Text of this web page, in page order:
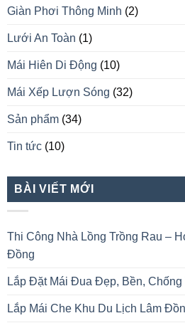
Giàn Phơi Thông Minh (2)
Lưới An Toàn (1)
Mái Hiên Di Động (10)
Mái Xếp Lượn Sóng (32)
Sản phẩm (34)
Tin tức (10)
BÀI VIẾT MỚI
Thi Công Nhà Lồng Trồng Rau –
Đồng
Lắp Đặt Mái Đua Đẹp, Bền,
Lắp Mái Che Khu Du Lịch Lâm